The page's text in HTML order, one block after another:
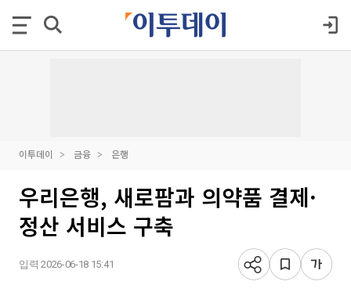
이투데이 금융 은행
우리은행, 새로팜과 의약품 결제·
정산 서비스 구축
입력 2026-06-18 15:41